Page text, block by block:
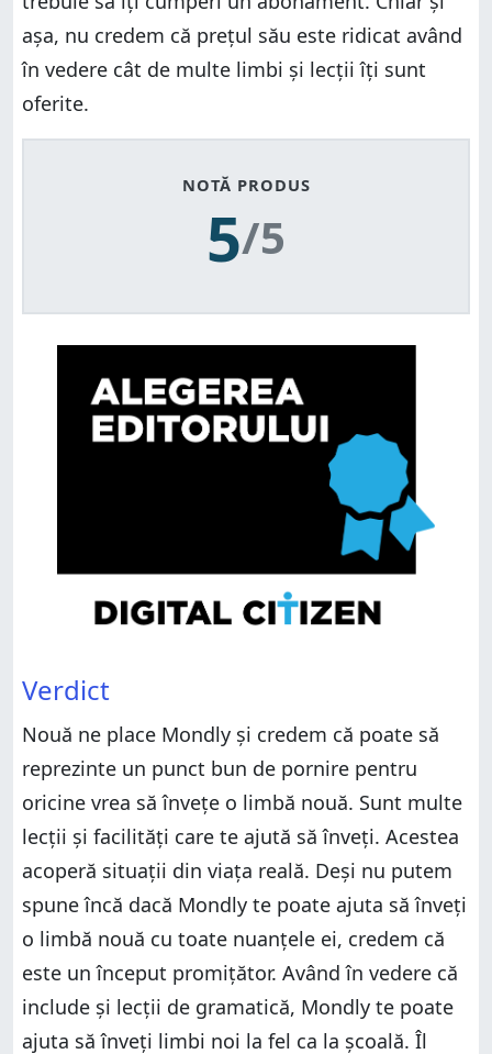
așa, nu credem că prețul său este ridicat având
în vedere cât de multe limbi și lecții îți sunt
oferite.
NOTĂ PRODUS
5/5
Verdict
Nouă ne place Mondly și credem că poate să
reprezinte un punct bun de pornire pentru
oricine vrea să învețe o limbă nouă. Sunt multe
lecții și facilități care te ajută să înveți. Acestea
acoperă situații din viața reală. Deși nu putem
spune încă dacă Mondly te poate ajuta să înveți
o limbă nouă cu toate nuanțele ei, credem că
este un început promițător. Având în vedere că
include și lecții de gramatică, Mondly te poate
ajuta să înveți limbi noi la fel ca la școală. Îl